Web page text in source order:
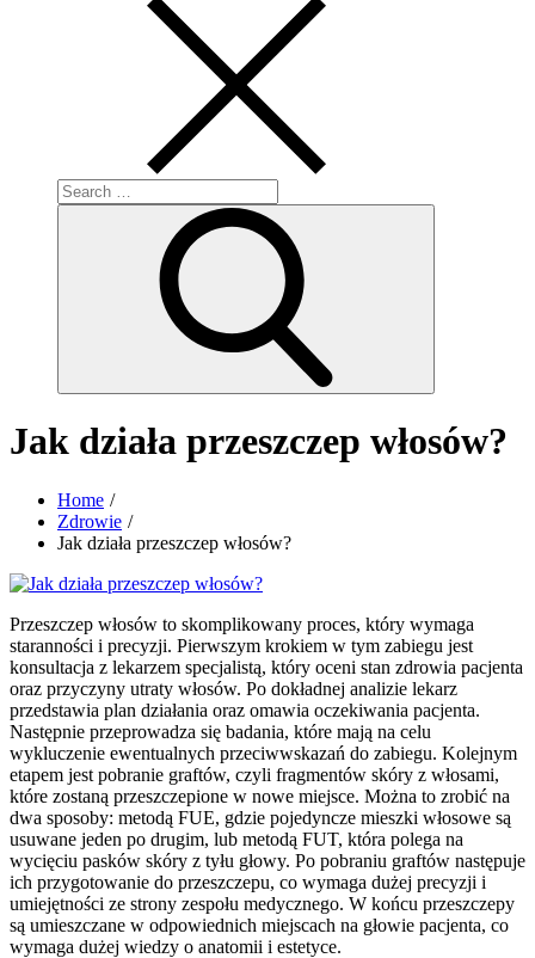
Search
for:
Jak działa przeszczep włosów?
Home
Zdrowie
Jak działa przeszczep włosów?
Przeszczep włosów to skomplikowany proces, który wymaga
staranności i precyzji. Pierwszym krokiem w tym zabiegu jest
konsultacja z lekarzem specjalistą, który oceni stan zdrowia pacjenta
oraz przyczyny utraty włosów. Po dokładnej analizie lekarz
przedstawia plan działania oraz omawia oczekiwania pacjenta.
Następnie przeprowadza się badania, które mają na celu
wykluczenie ewentualnych przeciwwskazań do zabiegu. Kolejnym
etapem jest pobranie graftów, czyli fragmentów skóry z włosami,
które zostaną przeszczepione w nowe miejsce. Można to zrobić na
dwa sposoby: metodą FUE, gdzie pojedyncze mieszki włosowe są
usuwane jeden po drugim, lub metodą FUT, która polega na
wycięciu pasków skóry z tyłu głowy. Po pobraniu graftów następuje
ich przygotowanie do przeszczepu, co wymaga dużej precyzji i
umiejętności ze strony zespołu medycznego. W końcu przeszczepy
są umieszczane w odpowiednich miejscach na głowie pacjenta, co
wymaga dużej wiedzy o anatomii i estetyce.